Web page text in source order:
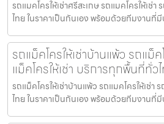
รถแมคโครให้เช่าศรีสะเกษ รถแมคโครให้เช่
ไทย ในราคาเป็นกันเอง พร้อมด้วยทีมงานที่
รถแม็คโครให้เช่าบ้านแพ้ว รถแม็
แม็คโครให้เช่า บริการทุกพื้นที่ทั่ว
รถแม็คโครให้เช่าบ้านแพ้ว รถแมคโครให้เช่า
ไทย ในราคาเป็นกันเอง พร้อมด้วยทีมงานที่